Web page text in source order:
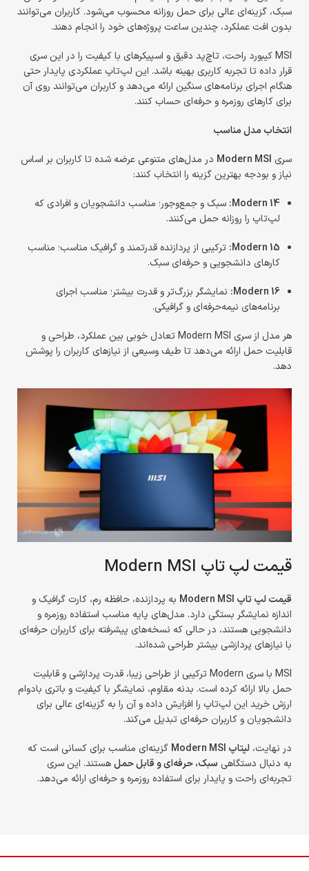
سبک، گزینه‌ای عالی برای حمل روزانه محسوب می‌شود. کاربران می‌توانند
بدون افت عملکرد، چندین ساعت پروژه‌های خود را انجام دهند.
MSI کیبورد راحت، تاچ‌پد دقیق و اسپیکرهای با کیفیت را در این سری
قرار داده تا تجربه کاربری بهینه باشد. این لپ‌تاپ عملکردی پایدار حتی
هنگام اجرای برنامه‌های سنگین ارائه می‌دهد و کاربران می‌توانند روی آن
برای کارهای روزمره و حرفه‌ای حساب کنند.
انتخاب مدل مناسب
سری Modern MSI در مدل‌های متنوعی عرضه شده تا کاربران بر اساس
نیاز و بودجه بهترین گزینه را انتخاب کنند:
Modern 14: سبک و جمع‌وجور؛ مناسب دانشجویان و افرادی که
لپ‌تاپ را روزانه حمل می‌کنند.
Modern 15: ترکیبی از پردازنده قدرتمند و گرافیک مناسب؛ مناسب
کارهای دانشجویی و حرفه‌ای سبک.
Modern 16: نمایشگر بزرگ‌تر و قدرت بیشتر؛ مناسب اجرای
برنامه‌های نیمه‌حرفه‌ای و گرافیکی.
هر مدل از سری Modern MSI تعادل خوبی بین عملکرد، طراحی و
قابلیت حمل ارائه می‌دهد تا طیف وسیعی از نیازهای کاربران را پوشش
دهد.
قیمت لپ تاپ Modern MSI
قیمت لپ تاپ Modern MSI
به پردازنده، حافظه رم، کارت گرافیک و
اندازه نمایشگر بستگی دارد. مدل‌های پایه مناسب استفاده روزمره و
دانشجویی هستند، در حالی که نسخه‌های پیشرفته برای کاربران حرفه‌ای
با نیازهای پردازشی بیشتر طراحی شده‌اند.
MSI با سری Modern ترکیبی از طراحی زیبا، قدرت پردازشی و قابلیت
حمل بالا ارائه کرده است. بدنه مقاوم، نمایشگر با کیفیت و باتری بادوام
ارزش خرید این لپ‌تاپ را افزایش داده و آن را به گزینه‌ای عالی برای
دانشجویان و کاربران حرفه‌ای تبدیل می‌کند.
در نهایت، لپتاپ Modern MSI
گزینه‌ای مناسب برای کسانی است که
به دنبال دستگاهی سبک، حرفه‌ای و قابل حملهستند. این سری
تجربه‌ای راحت و پایدار برای استفاده روزمره و حرفه‌ای ارائه می‌دهد.